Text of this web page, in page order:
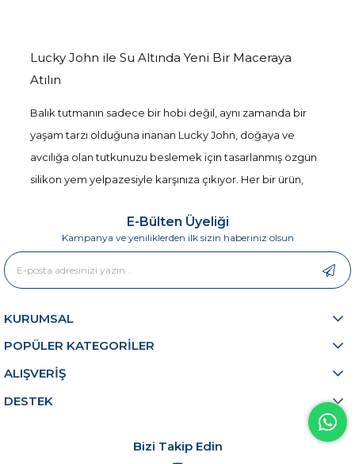
Lucky John ile Su Altında Yeni Bir Maceraya
Atılın
Balık tutmanın sadece bir hobi değil, aynı zamanda bir
yaşam tarzı olduğuna inanan Lucky John, doğaya ve
avcılığa olan tutkunuzu beslemek için tasarlanmış özgün
silikon yem yelpazesiyle karşınıza çıkıyor. Her bir ürün,
yansıtan bir hikaye taşıyor. Amacımız, su altında
geçireceğiniz her anı daha heyecanlı ve verimli hale
getirmek.
3.5 inç boyutunda sunulan model, su altında yüzerken
muhteşem bir hareket sergileyerek, balıkları
cezbedecek görsel bir şov yaratıyor. Ayrıca, 2.5 inç ve 5
inçlik versiyonları da mevcut; bu sayede farklı koşullara ve
E-Bülten Üyeliği
Kampanya ve yeniliklerden ilk sizin haberiniz olsun
KURUMSAL
POPÜLER KATEGORİLER
ALIŞVERİŞ
DESTEK
Bizi Takip Edin